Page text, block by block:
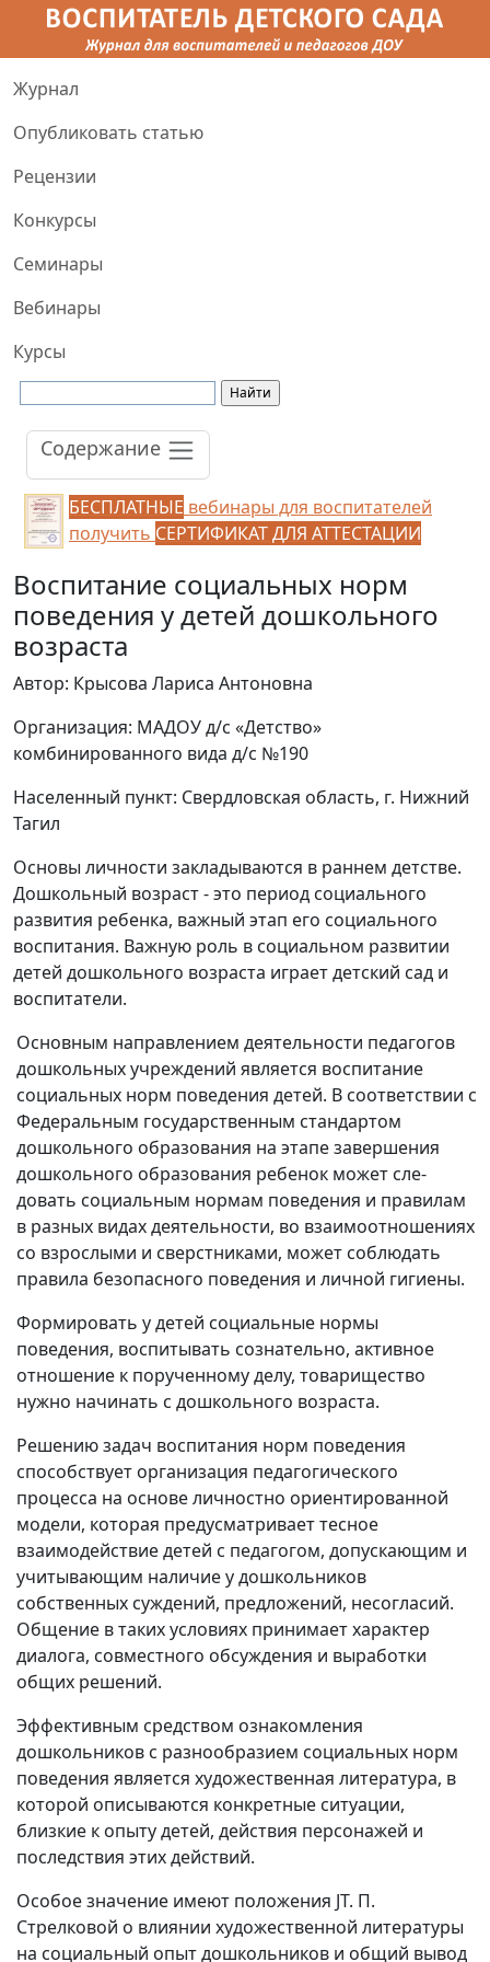
Журнал
Опубликовать статью
Рецензии
Конкурсы
Семинары
Вебинары
Курсы
Содержание
БЕСПЛАТНЫЕ вебинары для воспитателей
получить СЕРТИФИКАТ ДЛЯ АТТЕСТАЦИИ
Воспитание социальных норм
поведения у детей дошкольного
возраста
Автор: Крысова Лариса Антоновна
Организация: МАДОУ д/с «Детство»
комбинированного вида д/с №190
Населенный пункт: Свердловская область, г. Нижний
Тагил
Основы личности закладываются в раннем детстве.
Дошкольный воз­раст - это период социального
развития ребенка, важный этап его социаль­ного
воспитания. Важную роль в социальном развитии
детей дошкольного возраста играет детский сад и
воспитатели.
Основным направлением деятельности педагогов
дошкольных учре­ждений является воспитание
социальных норм поведения детей. В соответ­ствии с
Федеральным государственным стандартом
дошкольного образо­вания на этапе завершения
дошкольного образования ребенок может сле­
довать социальным нормам поведения и правилам
в разных видах деятель­ности, во взаимоотношениях
со взрослыми и сверстниками, может соблю­дать
правила безопасного поведения и личной гигиены.
Формировать у детей социальные нормы
поведения, воспитывать со­знательно, активное
отношение к порученному делу, товарищество
нужно начинать с дошкольного возраста.
Решению задач воспитания норм поведения
способствует организация педагогического
процесса на основе личностно ориентированной
модели, которая предусматривает тесное
взаимодействие детей с педагогом, допус­кающим и
учитывающим наличие у дошкольников
собственных суждений, предложений, несогласий.
Общение в таких условиях принимает характер
диалога, совместного обсуждения и выработки
общих решений.
Эффективным средством ознакомления
дошкольников с разнообрази­ем социальных норм
поведения является художественная литература, в
которой описываются конкретные ситуации,
близкие к опыту детей, дей­ствия персонажей и
последствия этих действий.
Особое значение имеют положения JT. П.
Стрелковой о влиянии худо­жественной литературы
на социальный опыт дошкольников и общий вывод